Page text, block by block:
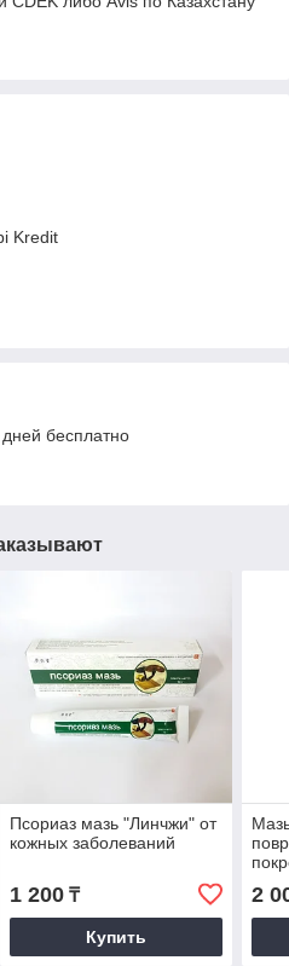
Kredit
бесплатно
Псориаз мазь "Линчжи" от
кожных заболеваний
1 200₸
Купить
2